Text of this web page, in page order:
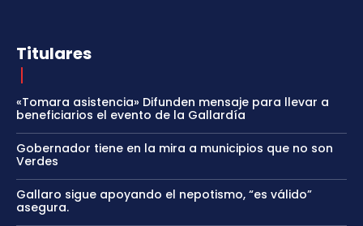
Titulares
«Tomara asistencia» Difunden mensaje para llevar a
beneficiarios el evento de la Gallardía
Gobernador tiene en la mira a municipios que no son
Verdes
Gallaro sigue apoyando el nepotismo, “es válido”
asegura.